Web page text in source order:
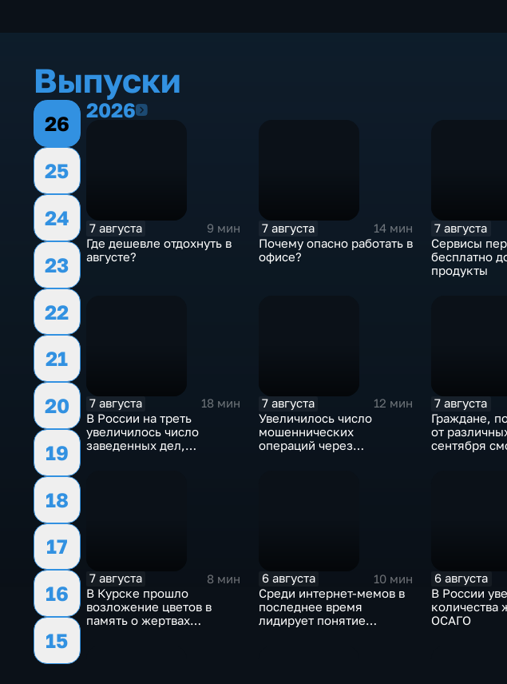
Выпуски
26
25
24
23
22
21
20
19
18
17
16
15
20262026
7 августа
9 мин
Где дешевле отдохнуть в
августе?
7 августа
14 мин
Почему опасно работать в
офисе?
7 августа
Сервисы
бесплатно
продукты
7 августа
18 мин
В России на треть
увеличилось число
заведенных дел,
7 августа
12 мин
Увеличилось число
мошеннических
операций через
7 августа
Граждане,
от
сентября
7 августа
8 мин
В Курске прошло
возложение цветов в
память о жертвах
6 августа
10 мин
Среди интернет-мемов в
последнее время
лидирует понятие
6 августа
В России
количества
ОСАГО